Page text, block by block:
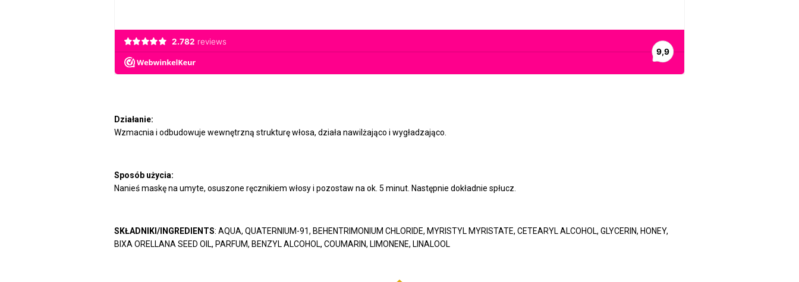
Działanie:
Wzmacnia i odbudowuje wewnętrzną strukturę włosa, działa nawilżająco i wygładzająco.
Sposób użycia:
Nanieś maskę na umyte, osuszone ręcznikiem włosy i pozostaw na ok. 5 minut. Następnie dokładnie spłucz.
SKŁADNIKI/INGREDIENTS: AQUA, QUATERNIUM-91, BEHENTRIMONIUM CHLORIDE, MYRISTYL MYRISTATE, CETEARYL ALCOHOL, GLYCERIN, HONEY,
BIXA ORELLANA SEED OIL, PARFUM, BENZYL ALCOHOL, COUMARIN, LIMONENE, LINALOOL